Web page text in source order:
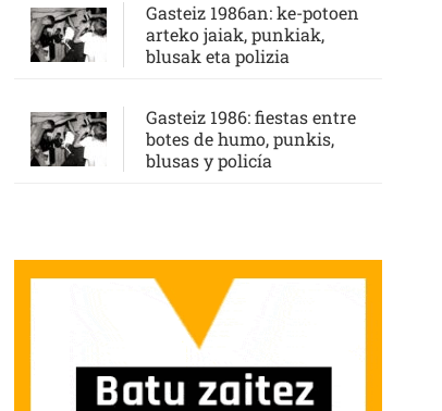
Gasteiz 1986an: ke-potoen
arteko jaiak, punkiak,
blusak eta polizia
Gasteiz 1986: fiestas entre
botes de humo, punkis,
blusas y policía